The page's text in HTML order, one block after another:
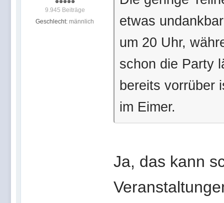
9.945 Beiträge
Geschlecht: männlich
etwas
um 20 Uhr,
schon die Party
bereits vorrüber
im Eimer.
Ja, das kann